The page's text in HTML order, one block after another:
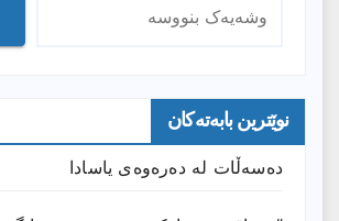
نوێترین بابەتەکان
دەسەڵات لە دەرەوەی یاسادا